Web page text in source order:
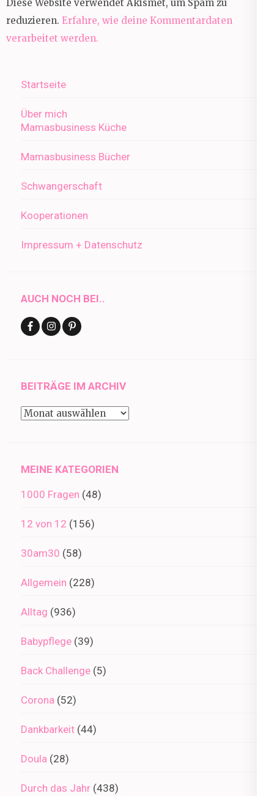
Diese Website verwendet Akismet, um Spam zu
reduzieren. Erfahre, wie deine Kommentardaten
verarbeitet werden.
Startseite
Über mich
Mamasbusiness Küche
Mamasbusiness Bücher
Schwangerschaft
Kooperationen
Impressum + Datenschutz
AUCH NOCH BEI..
BEITRÄGE IM ARCHIV
Beiträge
MEINE KATEGORIEN
1000 Fragen (48)
12 von 12 (156)
30am30 (58)
Allgemein (228)
Alltag (936)
Babypflege (39)
Back Challenge (5)
Corona (52)
Dankbarkeit (44)
Doula (28)
Durch das Jahr (438)